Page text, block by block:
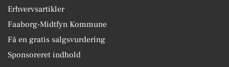
Erhvervsartikler
Faaborg-Midtfyn Kommune
Få en gratis salgsvurdering
Sponsoreret indhold